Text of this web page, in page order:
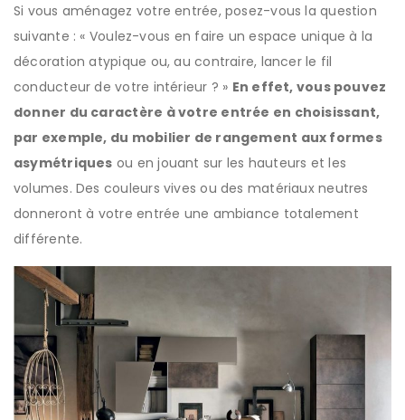
Si vous aménagez votre entrée, posez-vous la question
suivante : « Voulez-vous en faire un espace unique à la
décoration atypique ou, au contraire, lancer le fil
conducteur de votre intérieur ? » En effet, vous pouvez
donner du caractère à votre entrée en choisissant,
par exemple, du mobilier de rangement aux formes
asymétriques ou en jouant sur les hauteurs et les
volumes. Des couleurs vives ou des matériaux neutres
donneront à votre entrée une ambiance totalement
différente.